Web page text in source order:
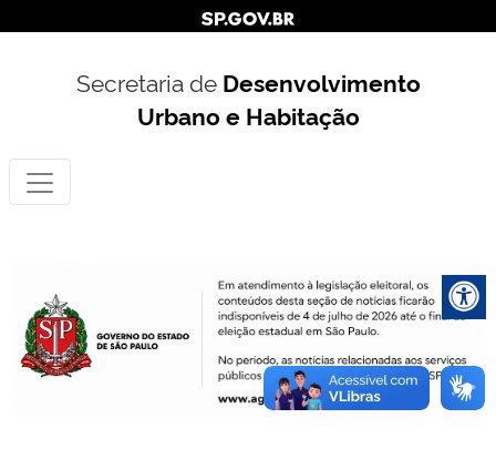
Secretaria de Desenvolvimento
Urbano e Habitação